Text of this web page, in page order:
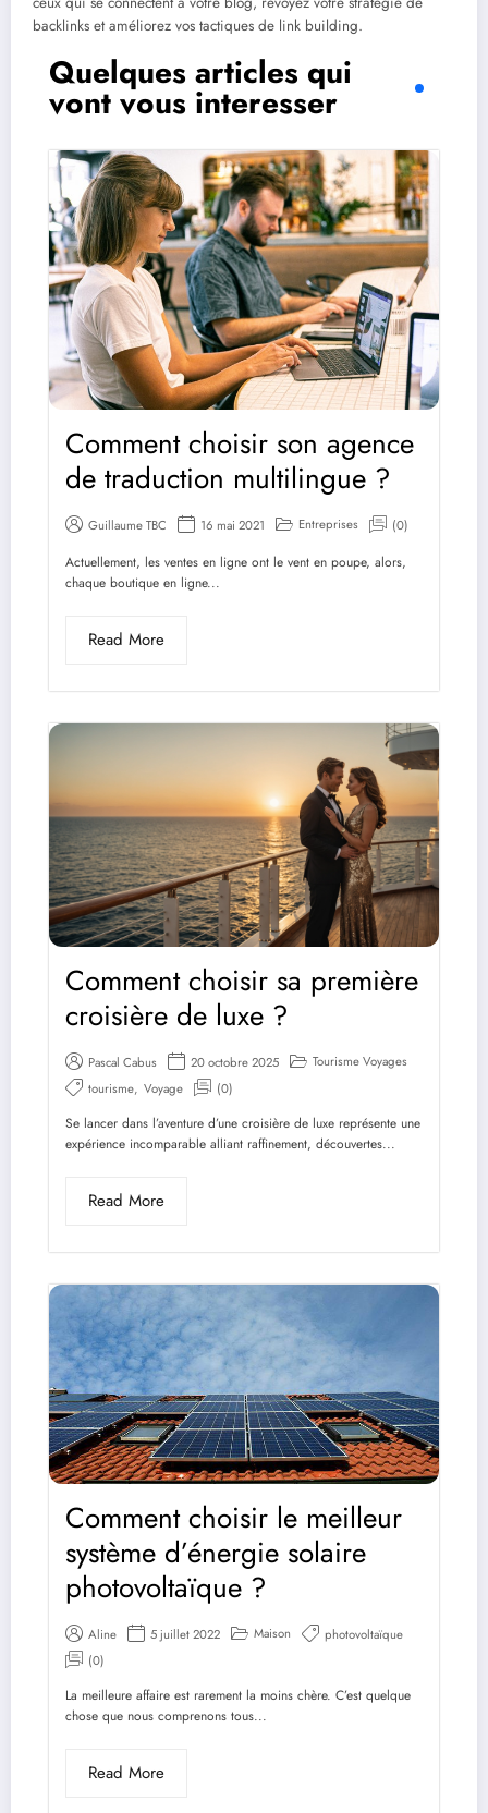
backlinks et améliorez vos tactiques de link building.
Quelques articles qui
vont vous interesser
Comment choisir son agence
de traduction multilingue ?
Guillaume TBC 16 mai 2021 Entreprises (0)
Actuellement, les ventes en ligne ont le vent en poupe, alors,
chaque boutique en ligne...
Read More
Comment choisir sa première
croisière de luxe ?
Pascal Cabus 20 octobre 2025
Tourisme Voyages
tourisme, Voyage (0)
Se lancer dans l’aventure d’une croisière de luxe représente une
expérience incomparable alliant raffinement, découvertes...
Read More
Comment choisir le meilleur
système d’énergie solaire
photovoltaïque ?
Aline 5 juillet 2022 Maison
photovoltaïque
(0)
La meilleure affaire est rarement la moins chère. C’est quelque
chose que nous comprenons tous...
Read More